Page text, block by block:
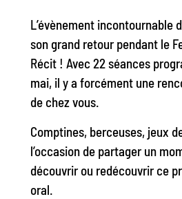
L’évènement
son grand retour pendant le
Récit ! Avec 22 séances
mai, il y a forcément une
de chez vous.
Comptines, berceuses, jeux
l’occasion de partager un
découvrir ou redécouvrir ce
oral.